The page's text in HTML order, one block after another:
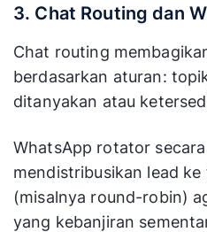
3. Chat Routing dan
Chat routing
berdasarkan aturan:
ditanyakan atau
WhatsApp rotator
mendistribusikan lead ke
(misalnya round-robin)
yang kebanjiran